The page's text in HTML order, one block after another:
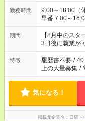
勤務時間
9:00～18:00（休憩60分） ■ご希望が
早番 7:00～
族と休みを合わ
「できれば残
ね。 ※Wワーク希望の方へ 今ご覧のお仕事で希望する勤務時間
と、もう1つの
合は応募できま
期間
【8月中のス
3日後に就業が
特徴 履歴書不要 / 40
上の大量募集 /
気になる！
掲載元企業名 日研ト